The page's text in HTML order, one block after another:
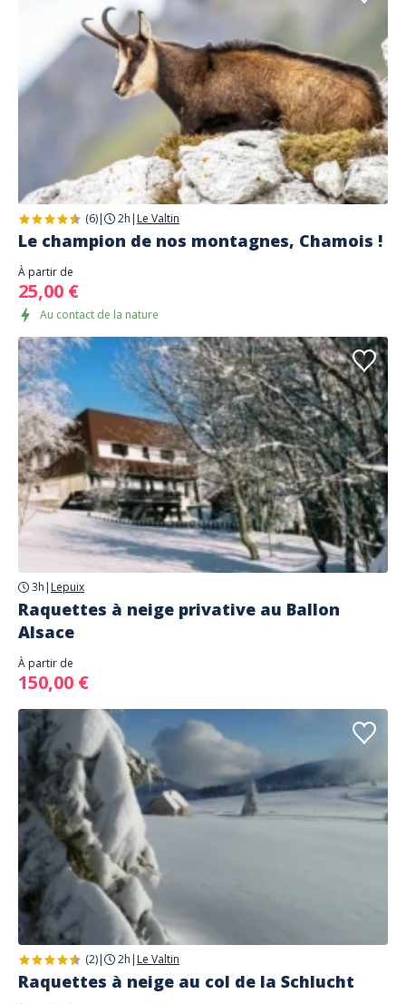
(6)| 2h | Le Valtin
Le champion de nos montagnes, Chamois !
À partir de
25,00 €
Au contact de la nature
3h | Lepuix
Raquettes à neige privative au Ballon
Alsace
À partir de
150,00 €
(2)| 2h | Le Valtin
Raquettes à neige au col de la Schlucht